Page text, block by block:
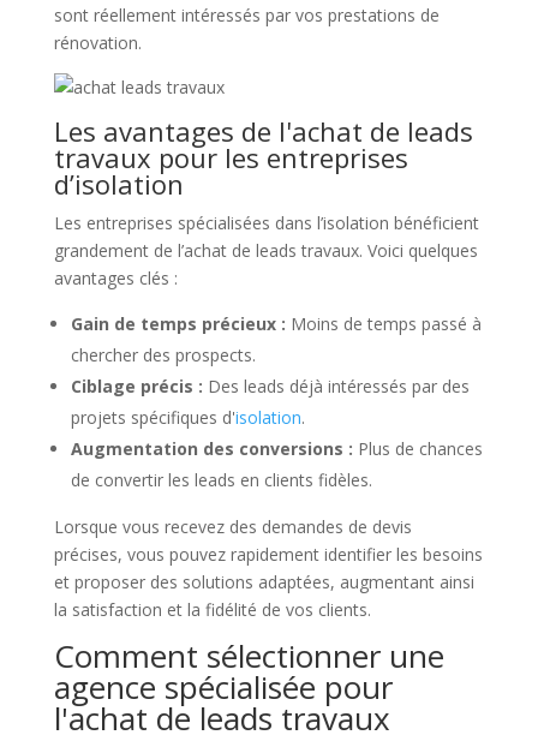
sont réellement intéressés par vos prestations de
rénovation.
Les avantages de l'achat de leads
travaux pour les entreprises
d’isolation
Les entreprises spécialisées dans l’isolation bénéficient
grandement de l’achat de leads travaux. Voici quelques
avantages clés :
Gain de temps précieux : Moins de temps passé à
chercher des prospects.
Ciblage précis : Des leads déjà intéressés par des
projets spécifiques d'isolation.
Augmentation des conversions : Plus de chances
de convertir les leads en clients fidèles.
Lorsque vous recevez des demandes de devis
précises, vous pouvez rapidement identifier les besoins
et proposer des solutions adaptées, augmentant ainsi
la satisfaction et la fidélité de vos clients.
Comment sélectionner une
agence spécialisée pour
l'achat de leads travaux